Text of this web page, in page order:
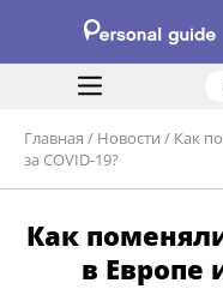
Главная / Новости / Как
за COVID-19?
Как
в Европе